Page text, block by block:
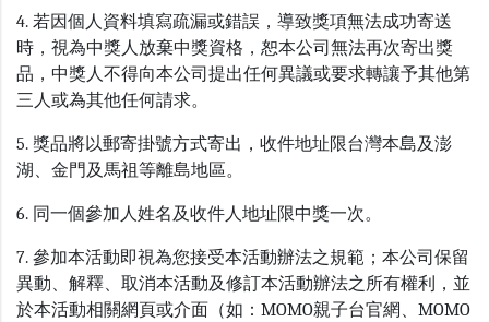
4. 若因個人資料填寫疏漏或錯誤，導致獎項無法成功寄送
時，視為中獎人放棄中獎資格，恕本公司無法再次寄出獎
品，中獎人不得向本公司提出任何異議或要求轉讓予其他第
三人或為其他任何請求。
5. 獎品將以郵寄掛號方式寄出，收件地址限台灣本島及澎
湖、金門及馬祖等離島地區。
6. 同一個參加人姓名及收件人地址限中獎一次。
7. 參加本活動即視為您接受本活動辦法之規範；本公司保留
異動、解釋、取消本活動及修訂本活動辦法之所有權利，並
於本活動相關網頁或介面（如：MOMO親子台官網、MOMO